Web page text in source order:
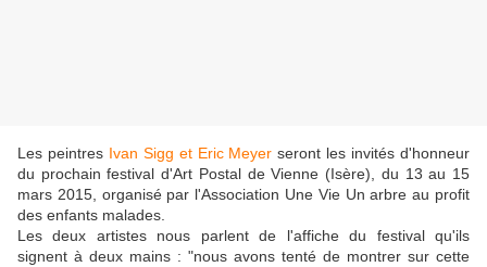
Les peintres Ivan Sigg et Eric Meyer seront les invités d'honneur
du prochain festival d'Art Postal de Vienne (Isère), du 13 au 15
mars 2015, organisé par l'Association Une Vie Un arbre au profit
des enfants malades.
Les deux artistes nous parlent de l'affiche du festival qu'ils
signent à deux mains : "nous avons tenté de montrer sur cette